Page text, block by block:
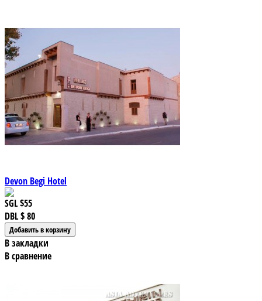
Devon Begi Hotel
SGL$55
DBL$ 80
В закладки
В сравнение